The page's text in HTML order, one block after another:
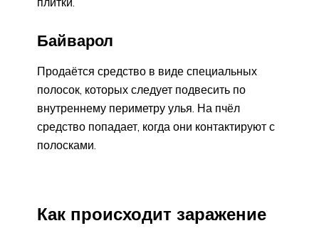
Байварол
Продаётся средство в виде специальных
полосок, которых следует подвесить по
внутреннему периметру улья. На пчёл
средство попадает, когда они контактируют с
полосками.
Как происходит заражение